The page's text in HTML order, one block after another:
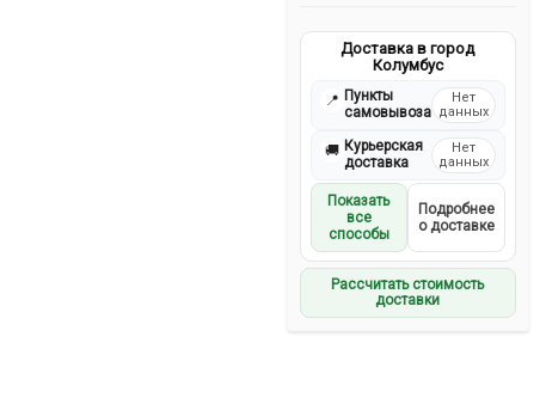
Доставка в город
Колумбус
📍 Пункты
самовывоза
Нет
данных
🚚 Курьерская
доставка
Нет
данных
Показать
все
способы
Подробнее
о доставке
Рассчитать стоимость
доставки